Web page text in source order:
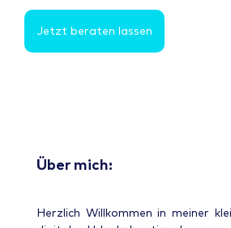
Jetzt beraten lassen
Über mich:
Herzlich Willkommen in meiner